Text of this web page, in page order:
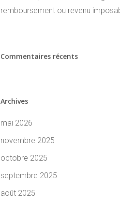
remboursement ou revenu
Commentaires récents
Archives
mai 2026
novembre 2025
octobre 2025
septembre 2025
août 2025